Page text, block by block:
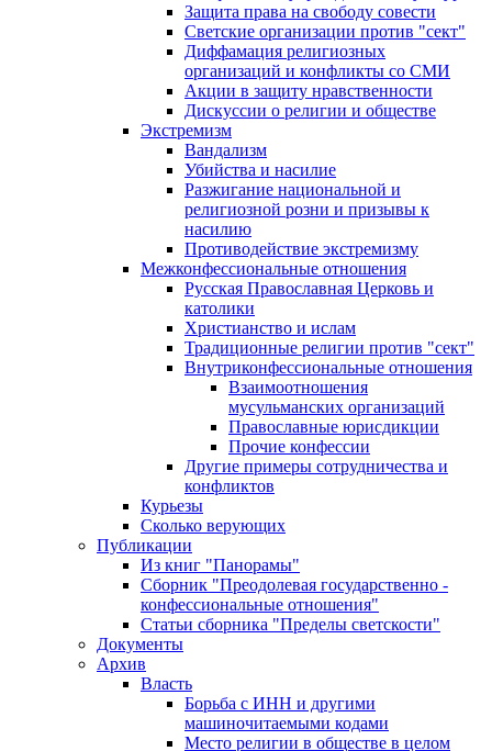
Защита права на свободу совести
Светские организации против "сект"
Диффамация религиозных
организаций и конфликты со СМИ
Акции в защиту нравственности
Дискуссии о религии и обществе
Экстремизм
Вандализм
Убийства и насилие
Разжигание национальной и
религиозной розни и призывы к
насилию
Противодействие экстремизму
Межконфессиональные отношения
Русская Православная Церковь и
католики
Христианство и ислам
Традиционные религии против "сект"
Внутриконфессиональные отношения
Взаимоотношения
мусульманских организаций
Православные юрисдикции
Прочие конфессии
Другие примеры сотрудничества и
конфликтов
Курьезы
Сколько верующих
Публикации
Из книг "Панорамы"
Сборник "Преодолевая государственно -
конфессиональные отношения"
Статьи сборника "Пределы светскости"
Документы
Архив
Власть
Борьба с ИНН и другими
машиночитаемыми кодами
Место религии в обществе в целом